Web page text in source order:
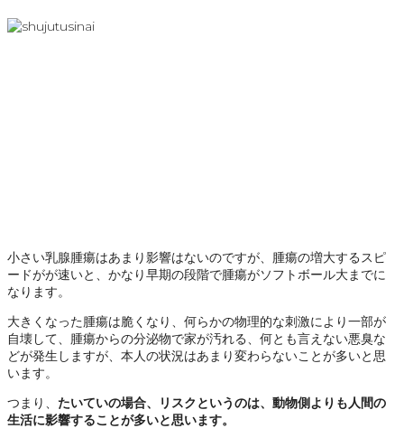
小さい乳腺腫瘍はあまり影響はないのですが、腫瘍の増大するスピ
ードがが速いと、かなり早期の段階で腫瘍がソフトボール大までに
なります。
大きくなった腫瘍は脆くなり、何らかの物理的な刺激により一部が
自壊して、腫瘍からの分泌物で家が汚れる、何とも言えない悪臭な
どが発生しますが、本人の状況はあまり変わらないことが多いと思
います。
つまり、 たいていの場合、リスクというのは、動物側よりも人間の
生活に影響することが多いと思います。